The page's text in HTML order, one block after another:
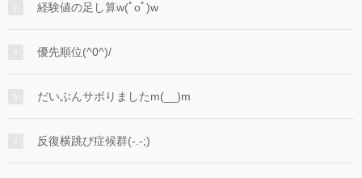
経験値の足し算w(ﾟoﾟ)w
優先順位(^0^)/
だいぶんサボりましたm(__)m
反復横跳び症候群(-.-;)